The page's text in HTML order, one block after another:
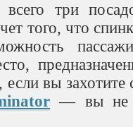
три
того, что
если вы
— вы не